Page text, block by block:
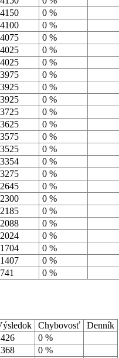
4150
0 %
4100
0 %
4075
0 %
4025
0 %
4025
0 %
3975
0 %
3925
0 %
3925
0 %
3725
0 %
3625
0 %
3575
0 %
3525
0 %
3354
0 %
3275
0 %
2645
0 %
2300
0 %
2185
0 %
2088
0 %
2024
0 %
1704
0 %
1407
0 %
741 0 %
Chybovosť
Denník
0 %
0 %